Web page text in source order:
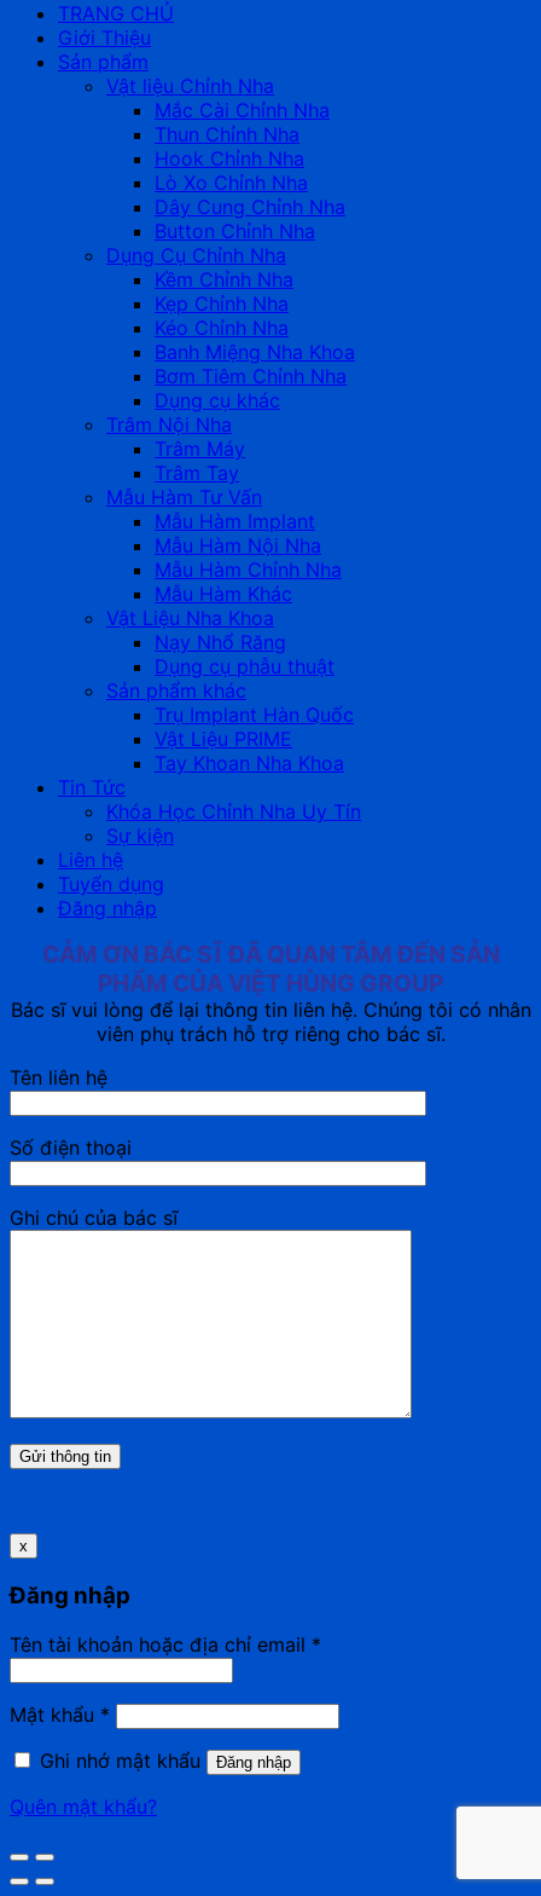
TRANG CHỦ
Giới Thiệu
Sản phẩm
Vật liệu Chỉnh Nha
Mắc Cài Chỉnh Nha
Thun Chỉnh Nha
Hook Chỉnh Nha
Lò Xo Chỉnh Nha
Dây Cung Chỉnh Nha
Button Chỉnh Nha
Dụng Cụ Chỉnh Nha
Kềm Chỉnh Nha
Kẹp Chỉnh Nha
Kéo Chỉnh Nha
Banh Miệng Nha Khoa
Bơm Tiêm Chỉnh Nha
Dụng cụ khác
Trâm Nội Nha
Trâm Máy
Trâm Tay
Mẫu Hàm Tư Vấn
Mẫu Hàm Implant
Mẫu Hàm Nội Nha
Mẫu Hàm Chỉnh Nha
Mẫu Hàm Khác
Vật Liệu Nha Khoa
Nạy Nhổ Răng
Dụng cụ phẫu thuật
Sản phẩm khác
Trụ Implant Hàn Quốc
Vật Liệu PRIME
Tay Khoan Nha Khoa
Tin Tức
Khóa Học Chỉnh Nha Uy Tín
Sự kiện
Liên hệ
Tuyển dụng
Đăng nhập
CẢM ƠN BÁC SĨ ĐÃ QUAN TÂM ĐẾN SẢN
PHẨM CỦA VIỆT HÙNG GROUP
Bác sĩ vui lòng để lại thông tin liên hệ. Chúng tôi có nhân
viên phụ trách hỗ trợ riêng cho bác sĩ.
Tên liên hệ
Số điện thoại
Ghi chú của bác sĩ
x
Đăng nhập
Tên tài khoản hoặc địa chỉ email *
Mật khẩu *
Ghi nhớ mật khẩu
Đăng nhập
Quên mật khẩu?